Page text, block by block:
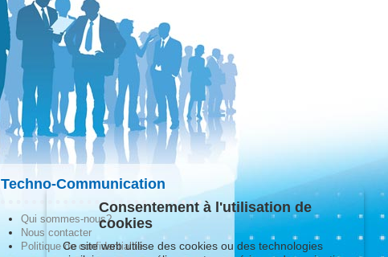
Techno-Communication
Qui sommes-nous?
Nous contacter
Politique de confidentialité
Consentement à l'utilisation de
cookies
Ce site web utilise des cookies ou des technologies